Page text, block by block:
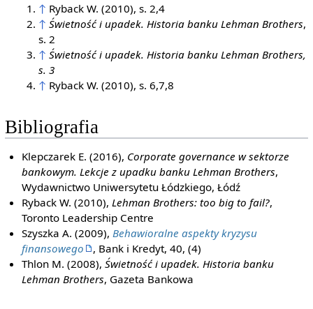
↑ Ryback W. (2010), s. 2,4
↑ Świetność i upadek. Historia banku Lehman Brothers,
s. 2
↑ Świetność i upadek. Historia banku Lehman Brothers,
s. 3
↑ Ryback W. (2010), s. 6,7,8
Bibliografia
Klepczarek E. (2016), Corporate governance w sektorze
bankowym. Lekcje z upadku banku Lehman Brothers,
Wydawnictwo Uniwersytetu Łódzkiego, Łódź
Ryback W. (2010), Lehman Brothers: too big to fail?,
Toronto Leadership Centre
Szyszka A. (2009), Behawioralne aspekty kryzysu
finansowego
, Bank i Kredyt, 40, (4)
Thlon M. (2008),Świetność i upadek. Historia banku
Lehman Brothers, Gazeta Bankowa